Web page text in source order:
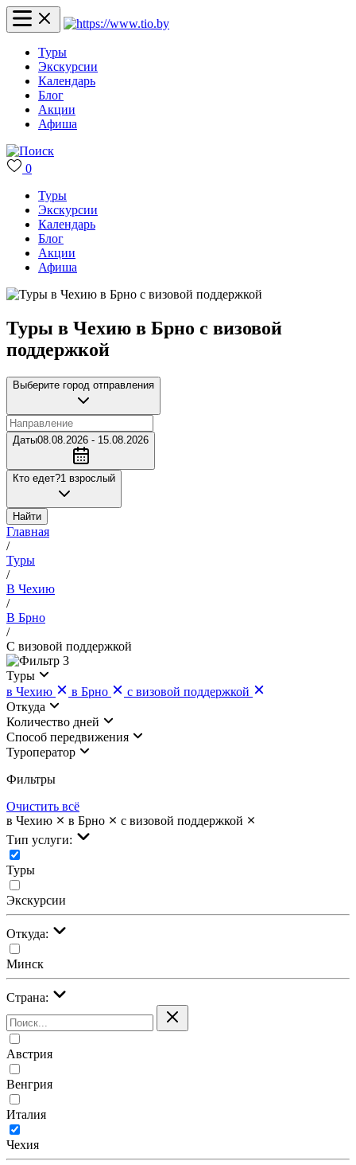
Туры
Экскурсии
Календарь
Блог
Акции
Афиша
0
Туры
Экскурсии
Календарь
Блог
Акции
Афиша
Туры в Чехию в Брно с визовой
поддержкой
Выберите город отправления
Даты08.08.2026 - 15.08.2026
Кто едет?1 взрослый
Найти
Главная
/
Туры
/
В Чехию
/
В Брно
/
С визовой поддержкой
3
Туры
в Чехию
в Брно
с визовой поддержкой
Откуда
Количество дней
Cпособ передвижения
Туроператор
Фильтры
Очистить всё
в Чехию
в Брно
с визовой поддержкой
Тип услуги:
Туры
Экскурсии
Откуда:
Минск
Страна:
Австрия
Венгрия
Италия
Чехия